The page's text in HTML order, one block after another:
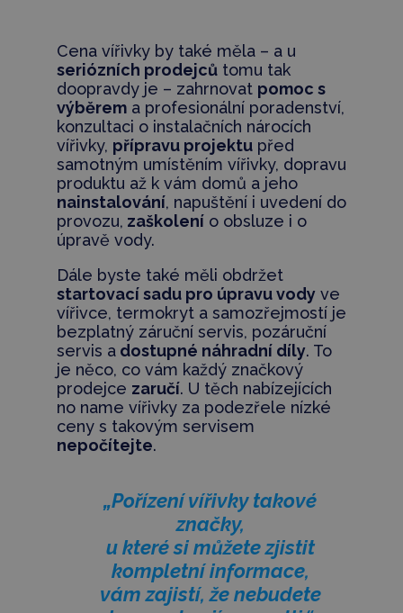
Cena vířivky by také měla – a u
seriózních prodejcůtomu tak
doopravdy je – zahrnovat pomoc s
výběrema profesionální poradenství,
konzultaci o instalačních nárocích
vířivky, přípravu projektupřed
samotným umístěním vířivky, dopravu
produktu až k vám domů a jeho
nainstalování, napuštění i uvedení do
provozu, zaškolenío obsluze i o
úpravě vody.
Dále byste také měli obdržet
startovací sadu pro úpravu vodyve
vířivce, termokryt a samozřejmostí je
bezplatný záruční servis, pozáruční
servis adostupné náhradní díly. To
je něco, co vám každý značkový
prodejce zaručí. U těch nabízejících
no name vířivky za podezřele nízké
ceny s takovým servisem
nepočítejte.
„Pořízení vířivky takové
značky,
u které si můžete zjistit
kompletní informace,
vám zajistí, že nebudete